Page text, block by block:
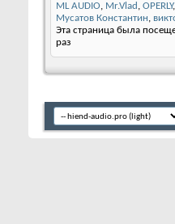
ML AUDIO, Mr.Vlad , OPERLY,
Мусатов Константин,
Эта страница была
раз